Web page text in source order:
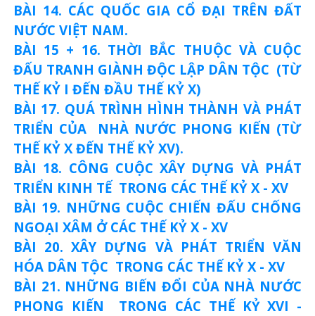
BÀI 14. CÁC QUỐC GIA CỔ ĐẠI TRÊN ĐẤT
NƯỚC VIỆT NAM.
BÀI 15 + 16. THỜI BẮC THUỘC VÀ CUỘC
ĐẤU TRANH GIÀNH ĐỘC LẬP DÂN TỘC (TỪ
THẾ KỶ I ĐẾN ĐẦU THẾ KỶ X)
BÀI 17. QUÁ TRÌNH HÌNH THÀNH VÀ PHÁT
TRIỂN CỦA NHÀ NƯỚC PHONG KIẾN (TỪ
THẾ KỶ X ĐẾN THẾ KỶ XV).
BÀI 18. CÔNG CUỘC XÂY DỰNG VÀ PHÁT
TRIỂN KINH TẾ TRONG CÁC THẾ KỶ X - XV
BÀI 19. NHỮNG CUỘC CHIẾN ĐẤU CHỐNG
NGOẠI XÂM Ở CÁC THẾ KỶ X - XV
BÀI 20. XÂY DỰNG VÀ PHÁT TRIỂN VĂN
HÓA DÂN TỘC TRONG CÁC THẾ KỶ X - XV
BÀI 21. NHỮNG BIẾN ĐỔI CỦA NHÀ NƯỚC
PHONG KIẾN TRONG CÁC THẾ KỶ XVI -